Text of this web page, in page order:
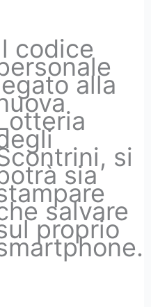
codice
alla
si
sia
salvare
proprio